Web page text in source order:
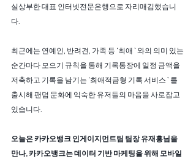
실상부한 대표 인터넷전문은행으로 자리매김했습니
다.
최근에는 연예인, 반려견, 가족 등 ‘최애`와의 의미 있는
순간마다 모으기 규칙을 통해 기록통장에 일정 금액을
저축하고 기록을 남기는 ‘최애적금형 기록 서비스`를
출시해 팬덤 문화에 익숙한 유저들의 마음을 사로잡고
있습니다.
오늘은 카카오뱅크 인게이지먼트팀 팀장 유재흥님을
만나, 카카오뱅크는 데이터 기반 마케팅을 위해 모바일